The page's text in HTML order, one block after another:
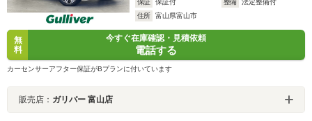
保証 保証付 整備
法定整備付
住所
富山県富山市
無
料
今すぐ在庫確認・見積依頼
電話する
カーセンサーアフター保証がBプランに付いています
販売店： ガリバー 富山店